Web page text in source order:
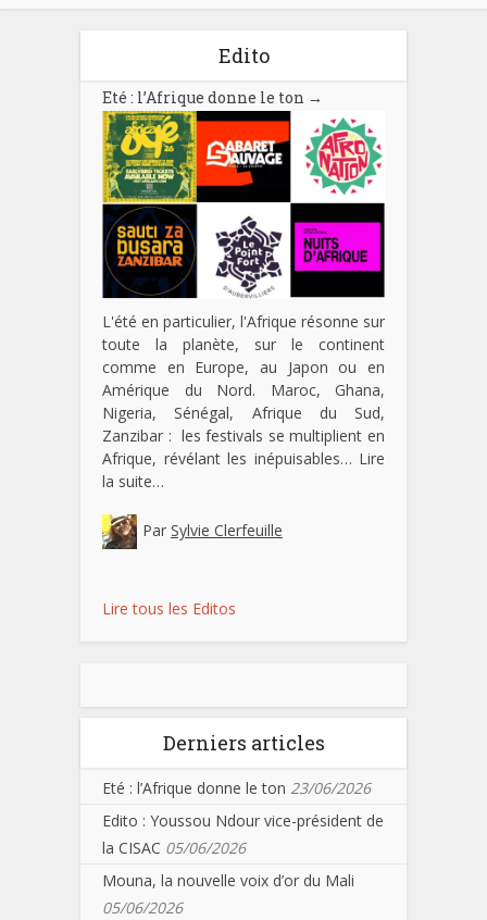
Edito
Eté : l’Afrique donne le ton →
L'été en particulier, l'Afrique résonne sur
toute la planète, sur le continent
comme en Europe, au Japon ou en
Amérique du Nord. Maroc, Ghana,
Nigeria, Sénégal, Afrique du Sud,
Zanzibar : les festivals se multiplient en
Afrique, révélant les inépuisables… Lire
la suite…
Par Sylvie Clerfeuille
Lire tous les Editos
Derniers articles
Eté : l’Afrique donne le ton 23/06/2026
Edito : Youssou Ndour vice-président de
la CISAC 05/06/2026
Mouna, la nouvelle voix d’or du Mali
05/06/2026